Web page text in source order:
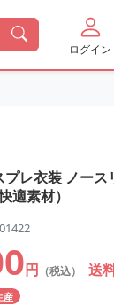
ログイン
プレ衣装 ノー
適素材）
円 （税込） 送
産